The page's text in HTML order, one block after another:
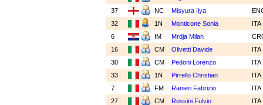
37
NC Misyura Ilya
32
1N Monticone Sonia
ITA
6
IM Mrdja Milan
16
CM Olivetti Davide
ITA
30
CM Pedoni Lorenzo
ITA
33
1N Pirrello Christian
ITA
7
FM Ranieri Fabrizio
ITA
27
CM Rossini Fulvio
ITA